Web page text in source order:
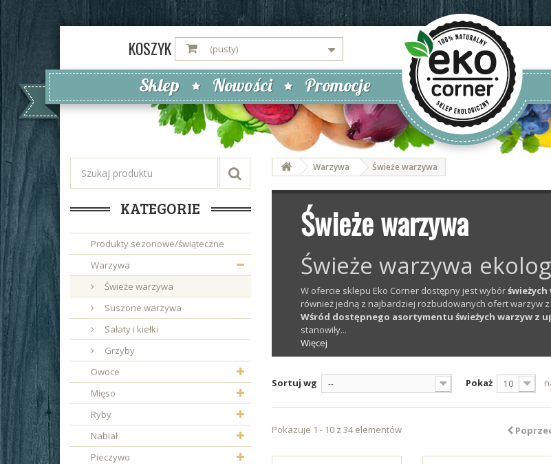
KOSZYK (pusty)
Sklep Nowości Promocje
KATEGORIE
Produkty sezonowe/świąteczne
Warzywa
Świeże warzywa
Suszone warzywa
Sałaty i kiełki
Grzyby
Owoce
Mięso
Ryby
Nabiał
Pieczywo
Warzywa Świeże warzywa
Świeże warzywa
Świeże warzywa
W ofercie sklepu Eko Corner dostępny jest wybór
również jedną z najbardziej rozbudowanych ofert warzyw z
Wśród dostępnego asortymentu świeżych warzyw z
stanowiły...
Więcej
Sortuj wg -- Pokaż 10
Pokazuje 1 - 10 z 34 elementów